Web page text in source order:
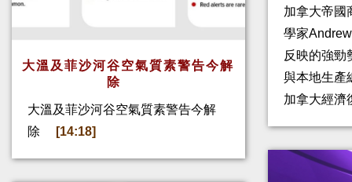
大溫及菲沙河谷空氣質素警告今解
除
大溫及菲沙河谷空氣質素警告今解
除
[14:18]
加拿大帝國
學家
反映的強勁
與本地生產
加拿大經濟